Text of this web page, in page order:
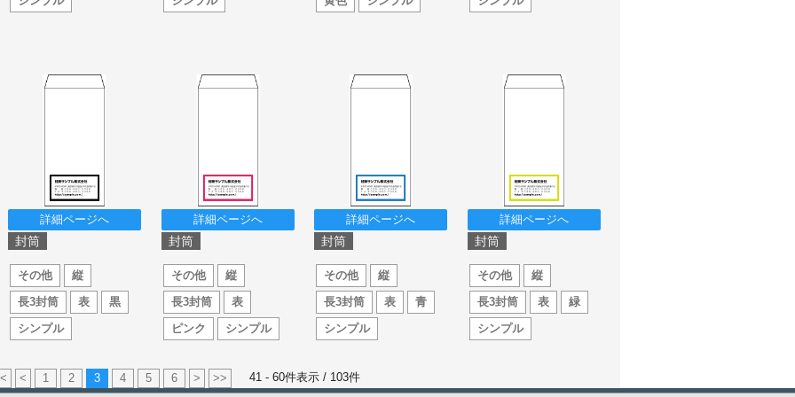
詳細ページへ
封筒
その他
縦
長3封筒
表
黒
シンプル
詳細ページへ
封筒
その他
縦
長3封筒
表
ピンク
シンプル
詳細ページへ
封筒
その他
縦
長3封筒
表
青
シンプル
詳細ページへ
封筒
その他
縦
長3封筒
表
緑
シンプル
< 1 2 3 4 5 6 > >> 41 - 60件表示 / 103件